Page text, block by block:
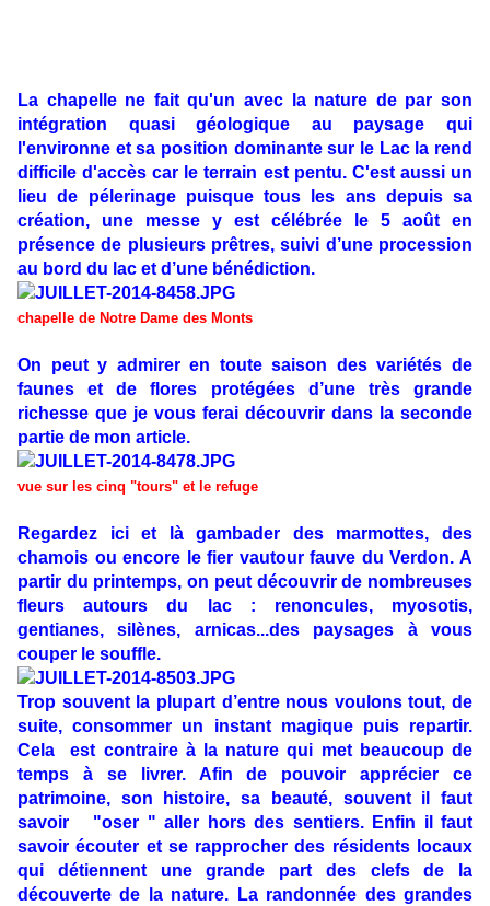
La chapelle ne fait qu'un avec la nature de par son
intégration quasi géologique au paysage qui
l'environne et sa position dominante sur le Lac la rend
difficile d'accès car le terrain est pentu. C'est aussi un
lieu de pélerinage puisque tous les ans depuis sa
création, une messe y est célébrée le 5 août en
présence de plusieurs prêtres, suivi d’une procession
au bord du lac et d’une bénédiction.
chapelle de Notre Dame des Monts
On peut y admirer en toute saison des variétés de
faunes et de flores protégées d’une très grande
richesse que je vous ferai découvrir dans la seconde
partie de mon article.
vue sur les cinq "tours" et le refuge
Regardez ici et là gambader des marmottes, des
chamois ou encore le fier vautour fauve du Verdon. A
partir du printemps, on peut découvrir de nombreuses
fleurs autours du lac : renoncules, myosotis,
gentianes, silènes, arnicas...des paysages à vous
couper le souffle.
Trop souvent la plupart d’entre nous voulons tout, de
suite, consommer un instant magique puis repartir.
Cela est contraire à la nature qui met beaucoup de
temps à se livrer. Afin de pouvoir apprécier ce
patrimoine, son histoire, sa beauté, souvent il faut
savoir "oser " aller hors des sentiers. Enfin il faut
savoir écouter et se rapprocher des résidents locaux
qui détiennent une grande part des clefs de la
découverte de la nature. La randonnée des grandes